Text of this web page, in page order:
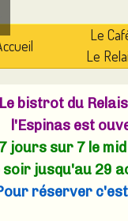
Le
Le
Le bistrot du
l'Espinas est
7 jours sur 7 le
soir jusqu'au 29
réserver